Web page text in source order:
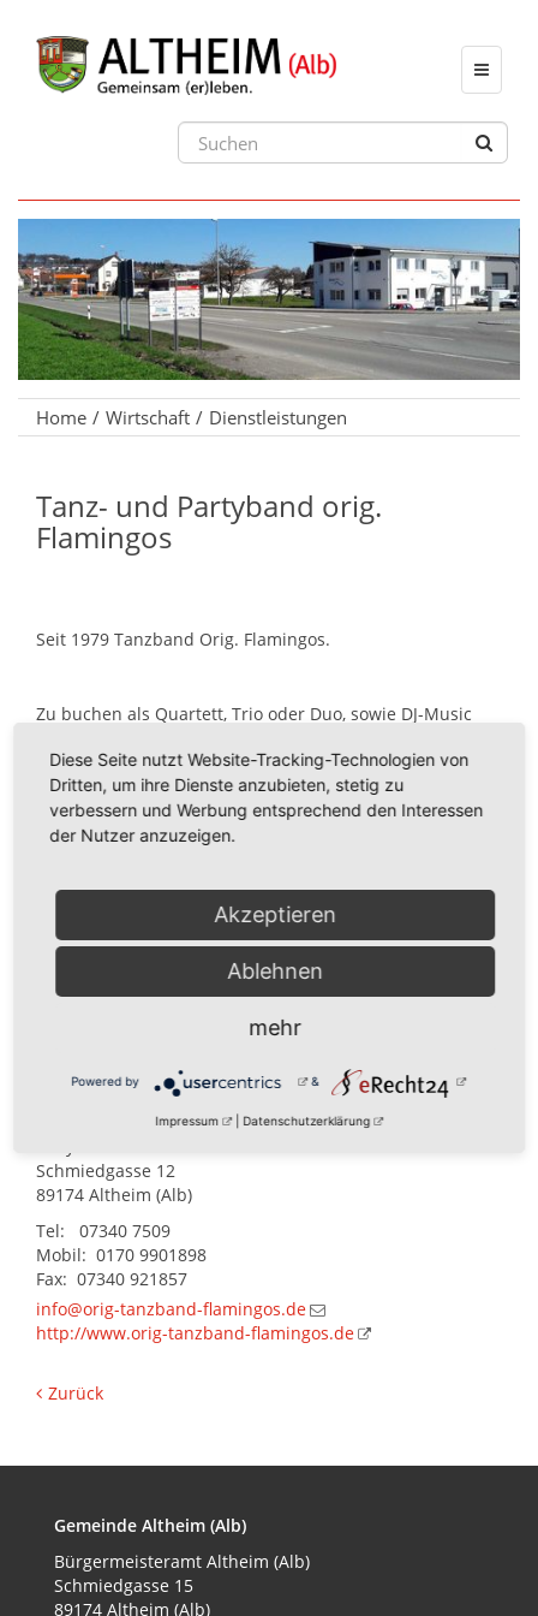
Toggle
Home Wirtschaft Dienstleistungen
Tanz- und Partyband orig.
Flamingos
Seit 1979 Tanzband Orig. Flamingos.
Zu buchen als Quartett, Trio oder Duo, sowie DJ-Music
Setzen auch Sie auf bewährte Live-Musikererfahrung für
jede Generation und Veranstaltung.
Romantic, Classic, Oldies, Rock, Pop, von fetzig bis
Telefonische Erreichbarkeit ab 18.00 Uhr!
Schmiedgasse 12
89174 Altheim (Alb)
Tel: 07340 7509
Mobil: 0170 9901898
Fax: 07340 921857
info@orig-tanzband-flamingos.de
http://www.orig-tanzband-flamingos.de
Zurück
Gemeinde Altheim (Alb)
Bürgermeisteramt Altheim (Alb)
Schmiedgasse 15
89174 Altheim (Alb)
Diese Seite nutzt Website-Tracking-Technologien von
Dritten, um ihre Dienste anzubieten, stetig zu
verbessern und Werbung entsprechend den Interessen
der Nutzer anzuzeigen.
Akzeptieren
Ablehnen
mehr
Powered by &
Impressum Datenschutzerklärung